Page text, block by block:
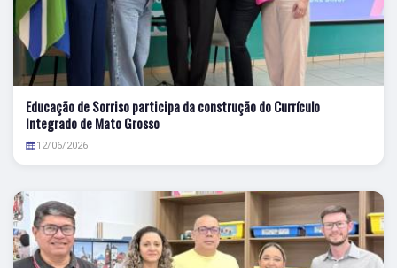
Educação de Sorriso participa da construção do Currículo
Integrado de Mato Grosso
12/06/2026